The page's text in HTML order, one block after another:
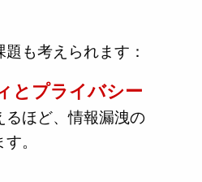
も考えられます：
とプライバシー
るほど、情報漏洩の
。